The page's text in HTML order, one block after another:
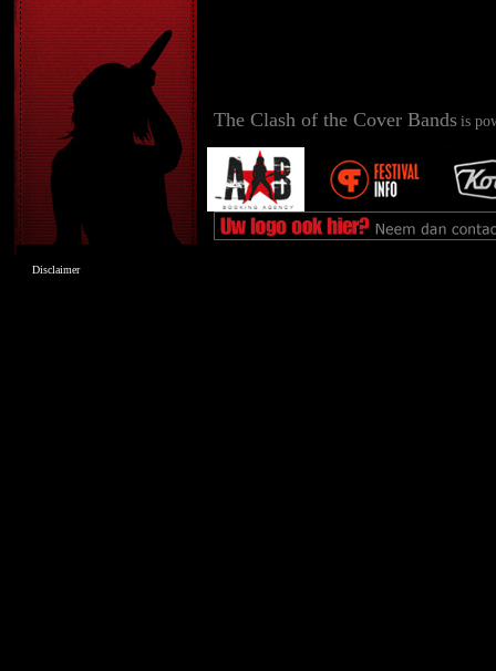
The Clash of the Cover Bands is
Disclaimer